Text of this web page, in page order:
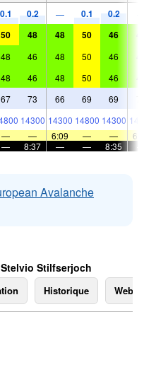
0.1 0.2 — 0.1 0.2
50 48 48 50 46
48 46 48 50 46
48 46 48 50 46
67 73 66 69 69
14300 14300 14800 14300
— — 6:09 — —
— 8:37 — — 8:35
Avalanche
Stilfserjoch
Historique